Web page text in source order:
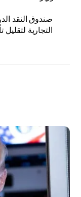
صندوق النقد
التجارية